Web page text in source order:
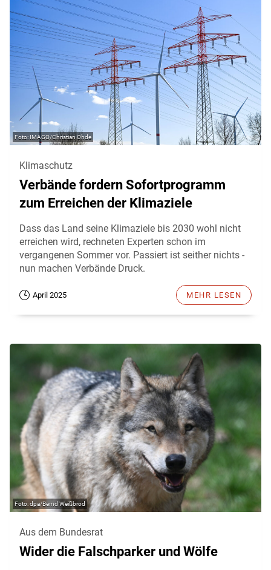
IMAGO/Christian Ohde
Klimaschutz
Verbände fordern Sofortprogramm
zum Erreichen der Klimaziele
Dass das Land seine Klimaziele bis 2030 wohl nicht
erreichen wird, rechneten Experten schon im
vergangenen Sommer vor. Passiert ist seither nichts -
nun machen Verbände Druck.
April 2025 MEHR LESEN
dpa/Bernd Weißbrod
Aus dem Bundesrat
Wider die Falschparker und Wölfe